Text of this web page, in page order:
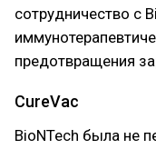
сотрудничество с
предотвращения
CureVac
BioNTech была не